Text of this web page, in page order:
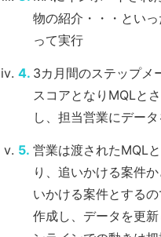
物の紹介・・・とい
って実行
3カ月間のステップメ
スコアとなりMQLと
し、担当営業にデー
営業は渡されたMQL
り、追いかける案件
いかける案件とする
作成し、データを更